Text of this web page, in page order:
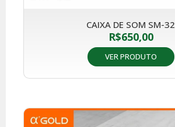
CAIXA DE SOM SM-32
R$650,00
VER PRODUTO